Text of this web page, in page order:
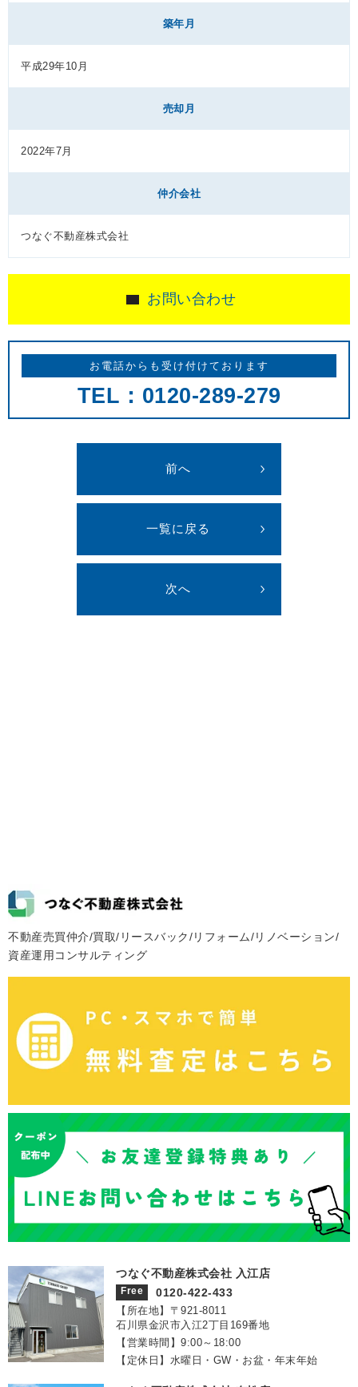
築年月
平成29年10月
売却月
2022年7月
仲介会社
つなぐ不動産株式会社
お問い合わせ
お電話からも受け付けております
TEL：0120-289-279
前へ
一覧に戻る
次へ
不動産売買仲介/買取/リースバック/リフォーム/リノベーション/
資産運用コンサルティング
つなぐ不動産株式会社 入江店
Free 0120-422-433
【所在地】〒921‐8011
石川県金沢市入江2丁目169番地
【営業時間】9:00～18:00
【定休日】水曜日・GW・お盆・年末年始